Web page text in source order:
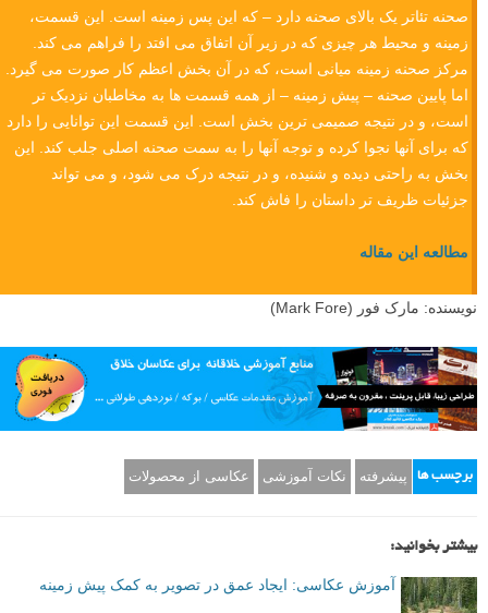
صحنه تئاتر یک بالای صحنه دارد – که این پس زمینه است. این قسمت،
زمینه و محیط هر چیزی که در زیر آن اتفاق می افتد را فراهم می کند.
مرکز صحنه زمینه میانی است، که در آن بخش اعظم کار صورت می گیرد.
اما پایین صحنه – پیش زمینه – از همه قسمت ها به مخاطبان نزدیک تر
است، و در نتیجه صمیمی ترین بخش است. این قسمت این توانایی را دارد
که برای آنها نجوا کرده و توجه آنها را به سمت صحنه اصلی جلب کند. این
بخش به راحتی دیده و شنیده، و در نتیجه درک می شود، و می تواند
جزئیات ظریف تر داستان را فاش کند.
مطالعه این مقاله
نویسنده: مارک فور (Mark Fore)
برچسب ها پیشرفته نکات آموزشی عکاسی از محصولات
بیشتر بخوانید:
آموزش عکاسی: ایجاد عمق در تصویر به کمک پیش زمینه